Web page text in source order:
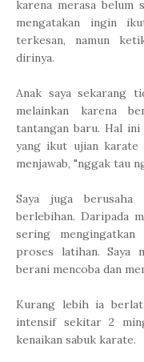
karena merasa
mengatakan ingin
terkesan, namun
dirinya.
Anak saya sekarang
melainkan karena
tantangan baru. Hal
yang ikut ujian karate
menjawab, "nggak tau
Saya juga
berlebihan. Daripada
sering
proses latihan. Saya
berani mencoba dan
Kurang lebih ia
intensif sekitar 2
kenaikan sabuk karate.